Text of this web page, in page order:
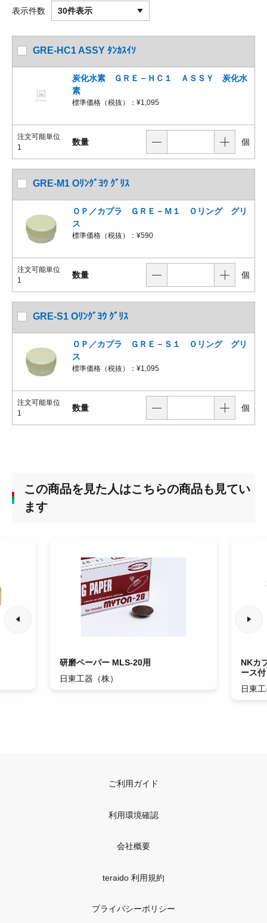
表示件数 30件表示
GRE-HC1 ASSY ﾀﾝｶｽｲｿ
炭化水素 ＧＲＥ－ＨＣ１ ＡＳＳＹ 炭化水
素
標準価格（税抜）： ¥1,095
注文可能単位
1
数量 個
GRE-M1 Oﾘﾝｸﾞﾖｳ ｸﾞﾘｽ
ＯＰ／カプラ ＧＲＥ－Ｍ１ Ｏリング グリ
ス
標準価格（税抜）： ¥590
注文可能単位
1
数量 個
GRE-S1 Oﾘﾝｸﾞﾖｳ ｸﾞﾘｽ
ＯＰ／カプラ ＧＲＥ－Ｓ１ Ｏリング グリ
ス
標準価格（税抜）： ¥1,095
注文可能単位
1
数量 個
この商品を見た人はこちらの商品も見てい
ます
研磨ペーパー MLS-20用
日東工器（株）
NKカ
ース
日東
ご利用ガイド
利用環境確認
会社概要
teraido 利用規約
プライバシーポリシー